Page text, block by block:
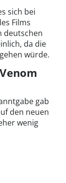
sich bei
Films
deutschen
da die
würde.
gab
den neuen
wenig